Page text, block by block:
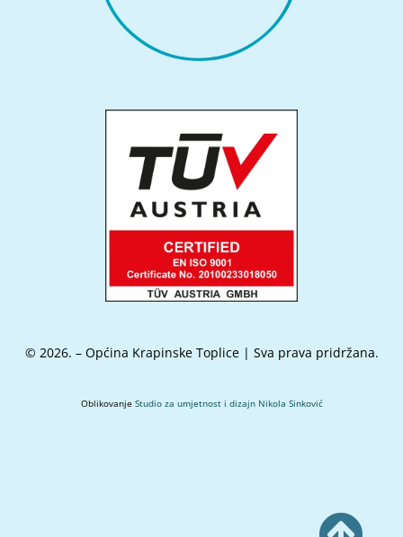
© 2026. – Općina Krapinske Toplice | Sva prava pridržana.
Oblikovanje Studio za umjetnost i dizajn Nikola Sinković